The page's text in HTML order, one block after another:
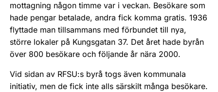
mottagning någon timme var i veckan. Besökare som
hade pengar betalade, andra fick komma gratis. 1936
flyttade man tillsammans med förbundet till nya,
större lokaler på Kungsgatan 37. Det året hade byrån
över 800 besökare och följande år nära 2000.
Vid sidan av RFSU:s byrå togs även kommunala
initiativ, men de fick inte alls särskilt många besökare.